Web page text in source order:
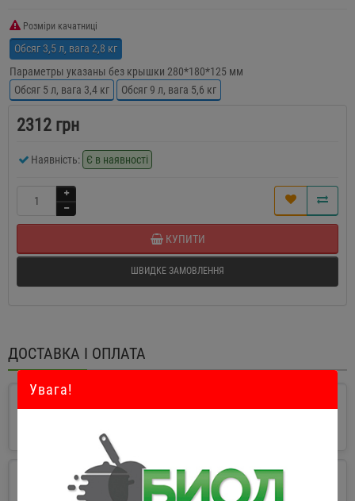
Розміри качатниці
Обсяг 3,5 л, вага 2,8 кг
Параметры указаны без крышки 280*180*125 мм
Обсяг 5 л, вага 3,4 кг
Обсяг 9 л, вага 5,6 кг
2312 грн
Наявність: Є в наявності
КУПИТИ
ШВИДКЕ ЗАМОВЛЕННЯ
ДОСТАВКА І ОПЛАТА
Як замовити?
Увага!